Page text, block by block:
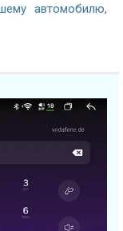
автомобилю,